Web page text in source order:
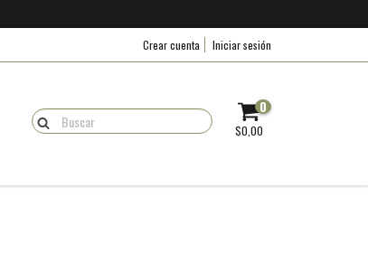
Crear cuenta Iniciar sesión
0
$0,00